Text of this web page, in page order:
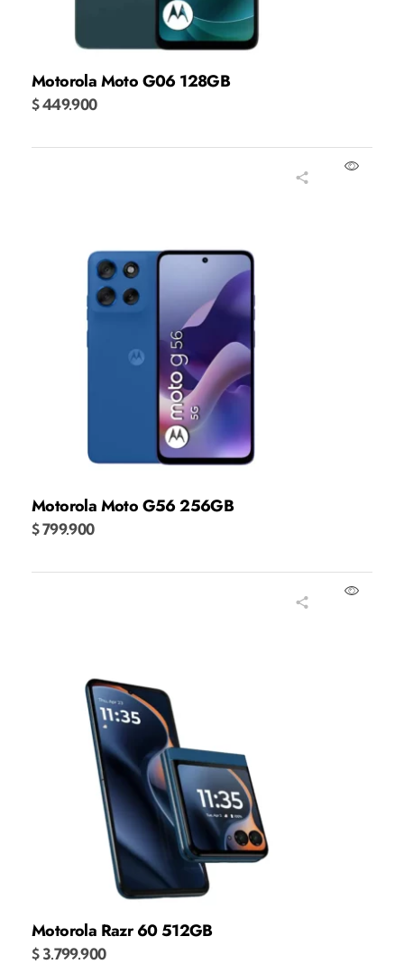
Motorola Moto G06 128GB
$449.900
Motorola Moto G56 256GB
$799.900
Motorola Razr 60 512GB
$3.799.900